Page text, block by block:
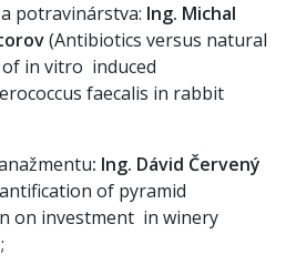
potravinárstva: Ing. Michal
(Antibiotics versus natural
of in vitro induced
faecalis in rabbit
: Ing. Dávid Červený
of pyramid
on investment in winery